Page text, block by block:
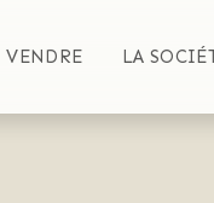
VENDRE LA